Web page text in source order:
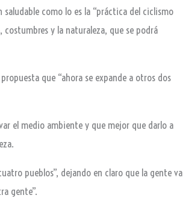
como lo es la “práctica del ciclismo
y la naturaleza, que se podrá
que “ahora se expande a otros dos
el medio ambiente y que mejor que darlo a
pueblos”, dejando en claro que la gente va
gente”.